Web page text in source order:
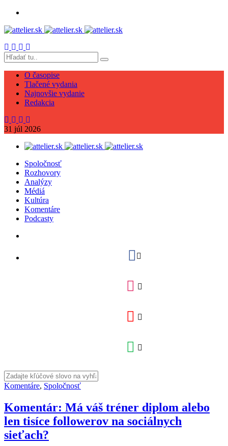
O časopise
Tlačené vydania
Najnovšie vydanie
Redakcia
31 júl 2026
Spoločnosť
Rozhovory
Analýzy
Médiá
Kultúra
Komentáre
Podcasty
Komentáre, Spoločnosť
Komentár: Má váš tréner diplom alebo
len tisíce followerov na sociálnych
sieťach?